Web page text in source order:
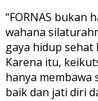
“FORNAS bukan
wahana
gaya hidup
Karena itu,
hanya membawa
baik dan jati diri